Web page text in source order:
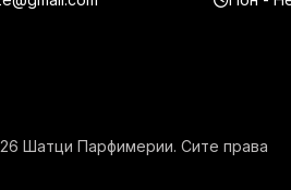
Шатци Парфимерии. Сите права